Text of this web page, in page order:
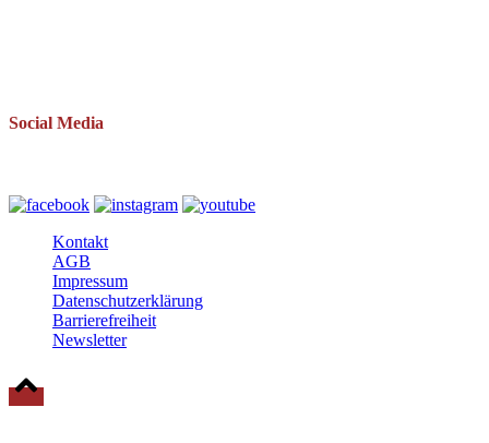
Social Media
Kontakt
AGB
Impressum
Datenschutzerklärung
Barrierefreiheit
Newsletter